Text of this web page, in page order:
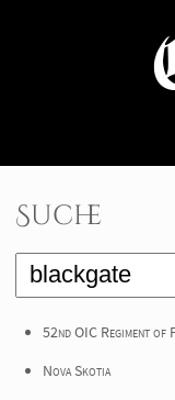
Suche
52nd OIC Regiment of
Nova Skotia